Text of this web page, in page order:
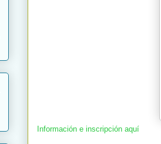
Información e inscripción aquí